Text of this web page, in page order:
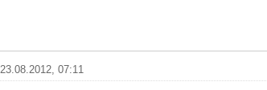
23.08.2012, 07:11